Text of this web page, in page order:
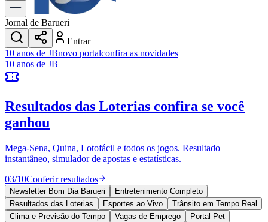
Dia a Dia & Lazer
Transportes
Gastronomia
Cinema & Shows
JogosNovo
Anuncie no Portal
Cadastrar Empresa
Divulgar Vagas
Política
Esportes
Saúde
Segurança
Cultura
Jornal de Barueri
Entrar
10 anos de JBnovo portalconfira as novidades
10 anos de JB
Resultados das Loterias confira se você
ganhou
Mega-Sena, Quina, Lotofácil e todos os jogos. Resultado
instantâneo, simulador de apostas e estatísticas.
03/10Conferir resultados
Newsletter Bom Dia Barueri
Entretenimento Completo
Resultados das Loterias
Esportes ao Vivo
Trânsito em Tempo Real
Clima e Previsão do Tempo
Vagas de Emprego
Portal Pet